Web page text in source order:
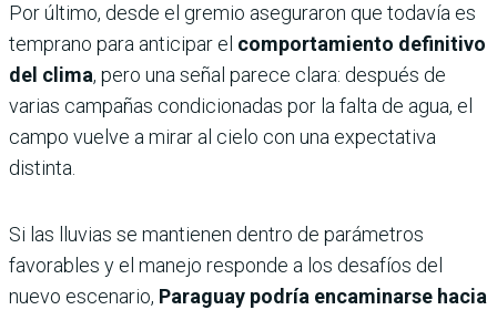
Por último, desde el gremio aseguraron que todavía es
temprano para anticipar el comportamiento definitivo
del clima, pero una señal parece clara: después de
varias campañas condicionadas por la falta de agua, el
campo vuelve a mirar al cielo con una expectativa
distinta.
Si las lluvias se mantienen dentro de parámetros
favorables y el manejo responde a los desafíos del
nuevo escenario, Paraguay podría encaminarse hacia